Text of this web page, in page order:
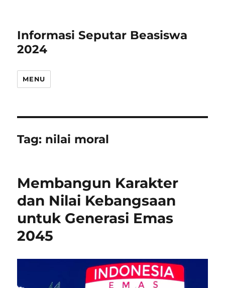
Informasi Seputar Beasiswa
2024
MENU
Tag: nilai moral
Membangun Karakter
dan Nilai Kebangsaan
untuk Generasi Emas
2045